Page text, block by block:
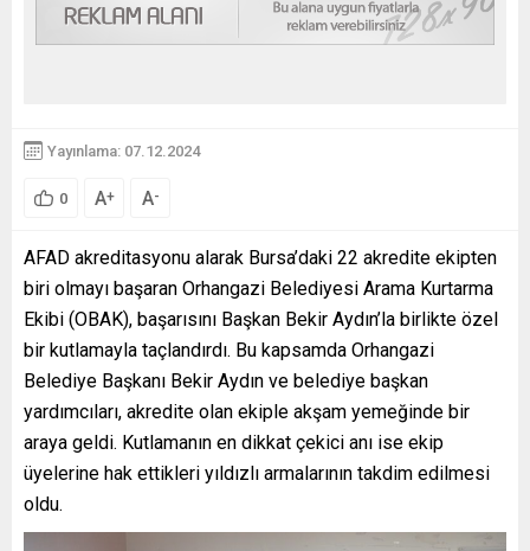
Yayınlama: 07.12.2024
0 A+ A-
AFAD akreditasyonu alarak Bursa’daki 22 akredite ekipten
biri olmayı başaran Orhangazi Belediyesi Arama Kurtarma
Ekibi (OBAK), başarısını Başkan Bekir Aydın’la birlikte özel
bir kutlamayla taçlandırdı. Bu kapsamda Orhangazi
Belediye Başkanı Bekir Aydın ve belediye başkan
yardımcıları, akredite olan ekiple akşam yemeğinde bir
araya geldi. Kutlamanın en dikkat çekici anı ise ekip
üyelerine hak ettikleri yıldızlı armalarının takdim edilmesi
oldu.